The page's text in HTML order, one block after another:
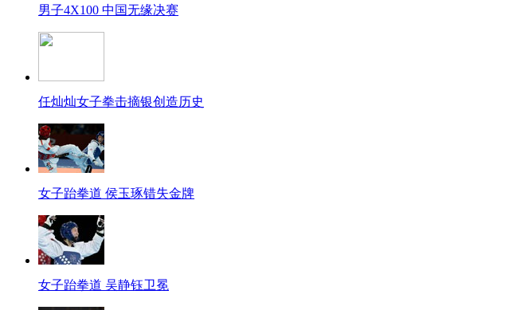
男子4X100 中国无缘决赛
任灿灿女子拳击摘银创造历史
女子跆拳道 侯玉琢错失金牌
女子跆拳道 吴静钰卫冕